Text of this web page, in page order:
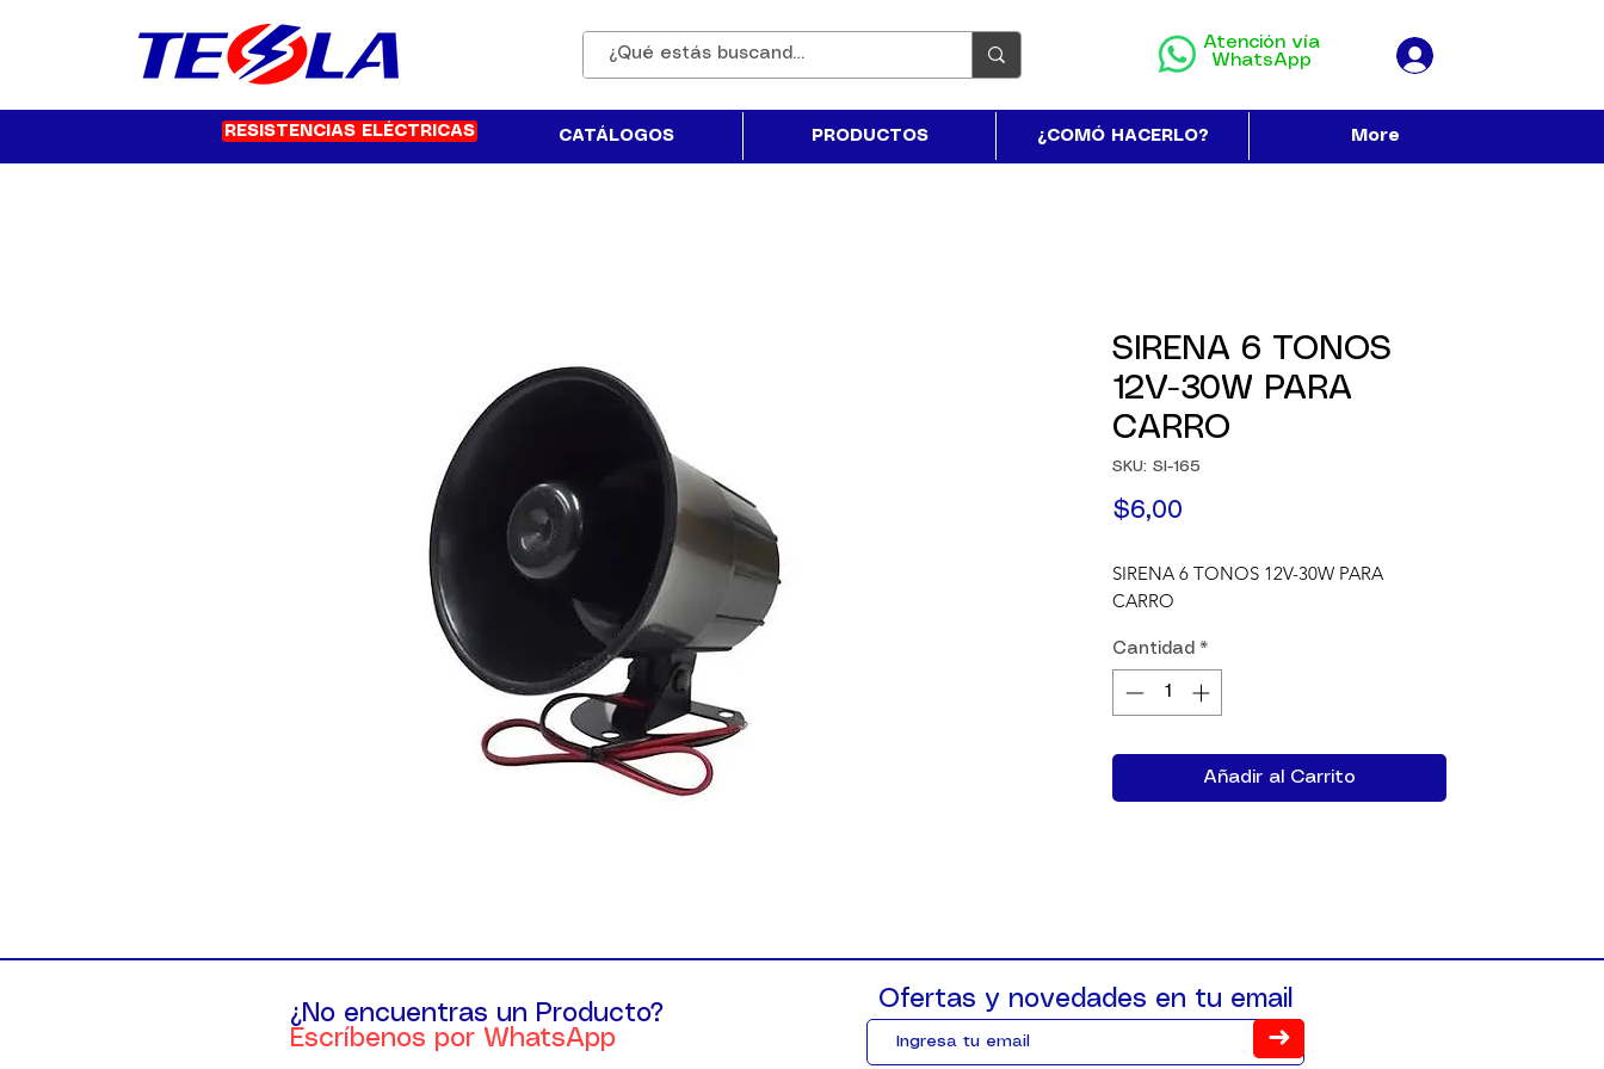
Atención vía
WhatsApp
RESISTENCIAS ELÉCTRICAS CATÁLOGOS PRODUCTOS ¿COMÓ HACERLO? More
SIRENA 6 TONOS
12V-30W PARA
CARRO
SKU: SI-165
$6,00
SIRENA 6 TONOS 12V-30W PARA
CARRO
Cantidad *
Añadir al Carrito
¿No encuentras un Producto?
Escríbenos por WhatsApp
Ofertas y novedades en tu email
➜